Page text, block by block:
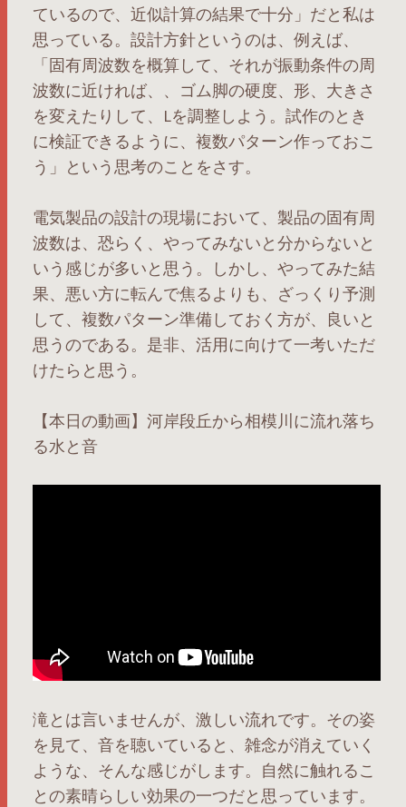
ているので、近似計算の結果で十分」だと私は
思っている。設計方針というのは、例えば、
「固有周波数を概算して、それが振動条件の周
波数に近ければ、、ゴム脚の硬度、形、大きさ
を変えたりして、Lを調整しよう。試作のとき
に検証できるように、複数パターン作っておこ
う」という思考のことをさす。
電気製品の設計の現場において、製品の固有周
波数は、恐らく、やってみないと分からないと
いう感じが多いと思う。しかし、やってみた結
果、悪い方に転んで焦るよりも、ざっくり予測
して、複数パターン準備しておく方が、良いと
思うのである。是非、活用に向けて一考いただ
けたらと思う。
【本日の動画】河岸段丘から相模川に流れ落ち
る水と音
滝とは言いませんが、激しい流れです。その姿
を見て、音を聴いていると、雑念が消えていく
ような、そんな感じがします。自然に触れるこ
との素晴らしい効果の一つだと思っています。